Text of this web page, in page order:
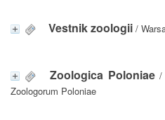
Vestnik zoologii /
Zoologica Poloniae/
Zoologorum Poloniae